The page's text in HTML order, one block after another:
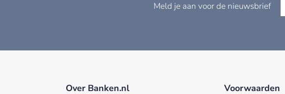
Meld je aan voor de nieuwsbrief
Over Banken.nl Voorwaarden